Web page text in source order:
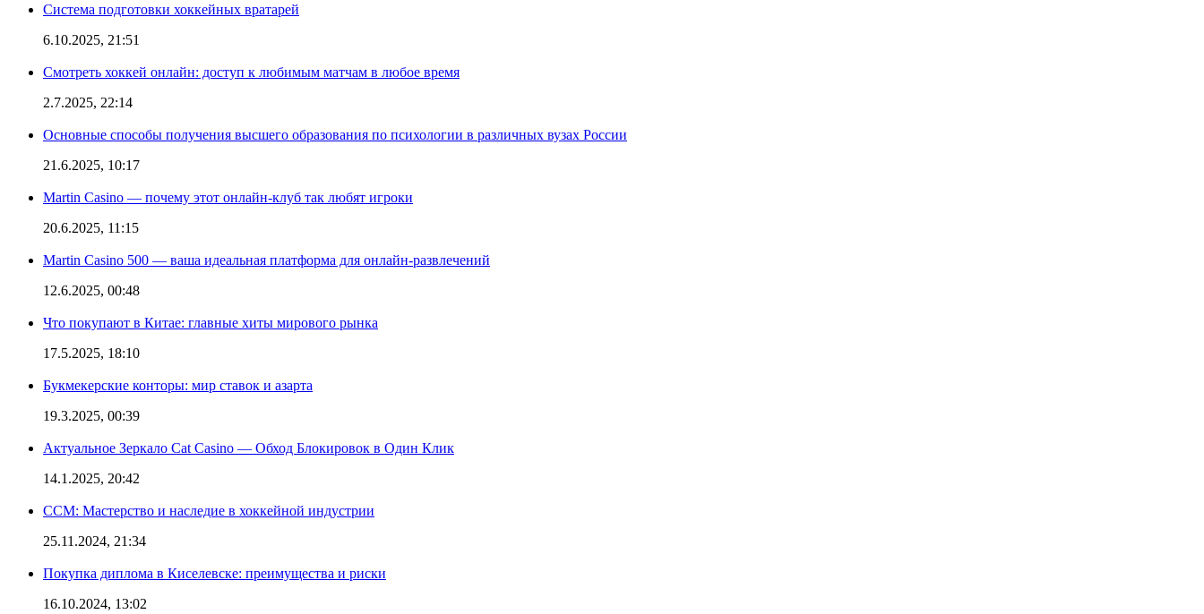
Система подготовки хоккейных вратарей
6.10.2025, 21:51
Смотреть хоккей онлайн: доступ к любимым матчам в любое время
2.7.2025, 22:14
Основные способы получения высшего образования по психологии в различных вузах России
21.6.2025, 10:17
Martin Casino — почему этот онлайн-клуб так любят игроки
20.6.2025, 11:15
Martin Casino 500 — ваша идеальная платформа для онлайн-развлечений
12.6.2025, 00:48
Что покупают в Китае: главные хиты мирового рынка
17.5.2025, 18:10
Букмекерские конторы: мир ставок и азарта
19.3.2025, 00:39
Актуальное Зеркало Cat Casino — Обход Блокировок в Один Клик
14.1.2025, 20:42
CCM: Мастерство и наследие в хоккейной индустрии
25.11.2024, 21:34
Покупка диплома в Киселевске: преимущества и риски
16.10.2024, 13:02